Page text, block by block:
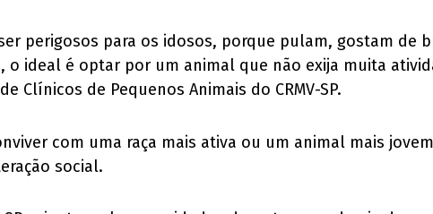
perigosos para os idosos, porque pulam, gostam de
ideal é optar por um animal que não exija muita
Clínicos de Pequenos Animais do CRMV-SP.
com uma raça mais ativa ou um animal mais
social.